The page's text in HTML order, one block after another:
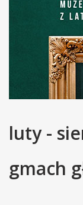
luty -
gmach